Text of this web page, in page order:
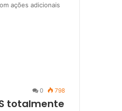
ações adicionais
0 798
totalmente